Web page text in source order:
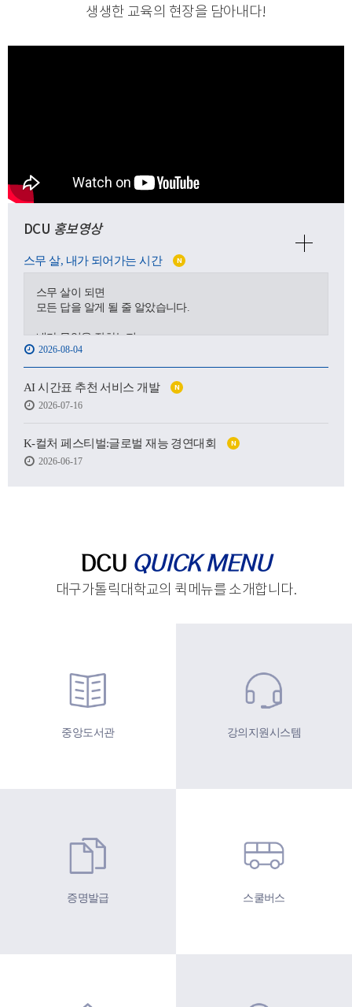
생생한 교육의 현장을 담아내다!
DCU 홍보영상
스무 살, 내가 되어가는 시간 N
스무 살이 되면
모든 답을 알게 될 줄 알았습니다.
내가 무엇을 잘하는지,
어디로 가야 하는지,
어떤 사람이 될 수 있을지.
하지만 처음 마주한 강의실도,
처음 건넨 인사도,
생각보다 낯설고 서툴렀습니다.
2026-08-04
AI 시간표 추천 서비스 개발 N
2026-07-16
K-컬처 페스티벌:글로벌 재능 경연대회 N
2026-06-17
DCU QUICK MENU
대구가톨릭대학교의 퀵메뉴를 소개합니다.
중앙도서관 강의지원시스템
증명발급 스쿨버스